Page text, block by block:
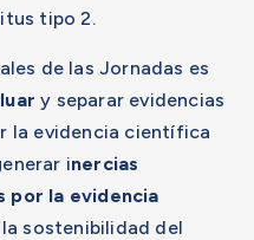
tipo 2.
de las Jornadas es
y separar evidencias
la evidencia científica
inercias
por la evidencia
sostenibilidad del